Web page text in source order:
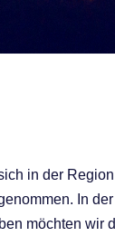
in der
In
möchten wir